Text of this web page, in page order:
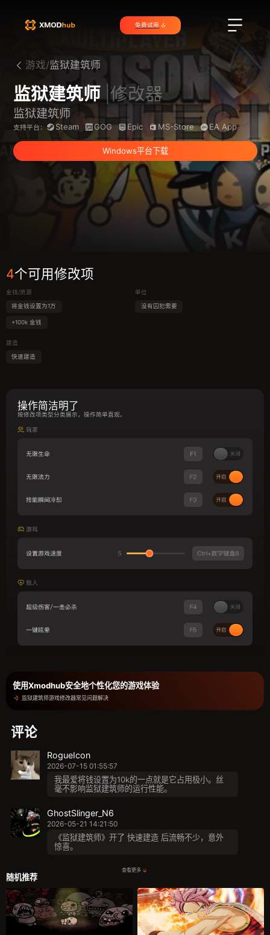
免费试用
游戏/监狱建筑师
监狱建筑师 |修改器
监狱建筑师
支持平台： Steam GOG Epic MS-Store EA App
Windows平台下载
4个可用修改项
金钱/资源
将金钱设置为1万
+100k 金钱
建造
快速建造
单位
没有囚犯需要
操作简洁明了
按修改项类型分类展示，操作简单直观。
使用Xmodhub安全地个性化您的游戏体验
监狱建筑师游戏修改器常见问题解决
评论
RogueIcon
2026-07-15 01:55:57
我最爱将钱设置为10k的一点就是它占用极小。丝
毫不影响监狱建筑师的运行性能。
GhostSlinger_N6
2026-05-21 14:21:50
《监狱建筑师》开了 快速建造 后流畅不少，意外
惊喜。
查看更多
随机推荐